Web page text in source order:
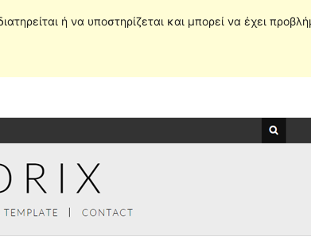
ή να υποστηρίζεται και μπορεί να έχει
Λήψη
Έκδοση ΡΗΡ